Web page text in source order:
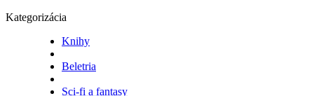
Kategorizácia
Knihy
Beletria
Sci-fi a fantasy